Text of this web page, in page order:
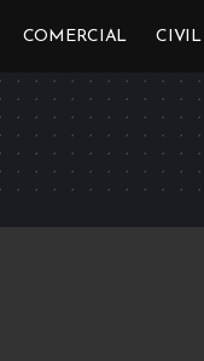
COMERCIAL CIVIL